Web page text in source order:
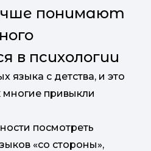
понимают
в психологии
посмотреть
«со стороны»,